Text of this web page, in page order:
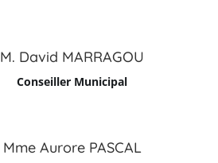
M. David MARRAGOU
Conseiller Municipal
Mme Aurore PASCAL